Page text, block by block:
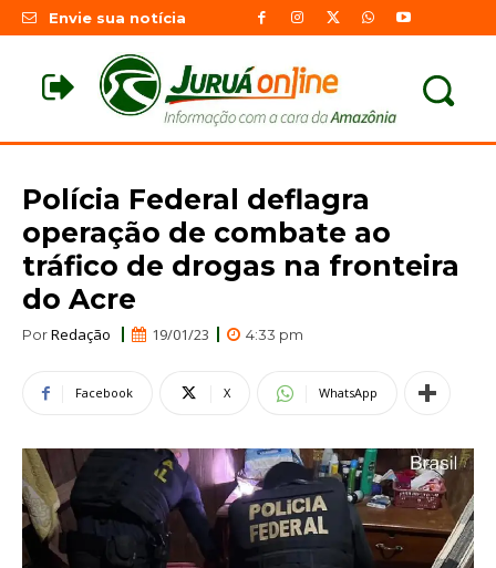
Envie sua notícia
Polícia Federal deflagra
operação de combate ao
tráfico de drogas na fronteira
do Acre
PorRedação 19/01/23 4:33 pm
Facebook X WhatsApp